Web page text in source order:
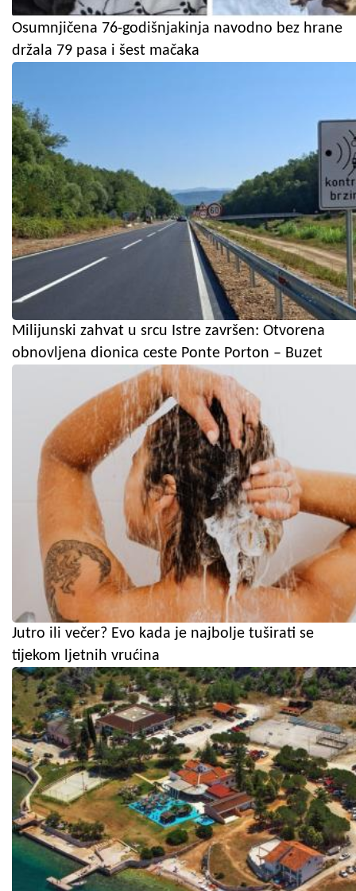
Osumnjičena 76-godišnjakinja navodno bez hrane
držala 79 pasa i šest mačaka
Milijunski zahvat u srcu Istre završen: Otvorena
obnovljena dionica ceste Ponte Porton – Buzet
Jutro ili večer? Evo kada je najbolje tuširati se
tijekom ljetnih vrućina